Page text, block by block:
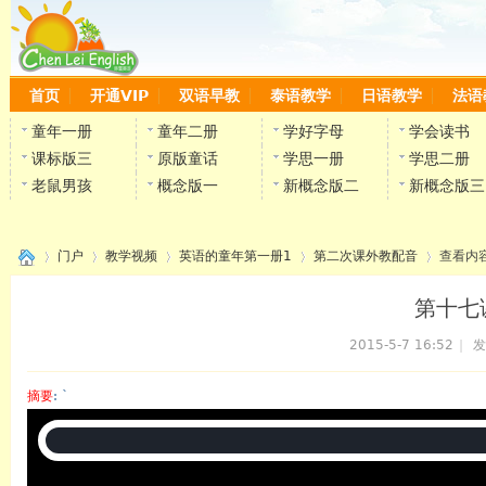
首页 开通VIP 双语早教 泰语教学 日语教学 法语
童年一册 童年二册 学好字母
学会读书
课标版三
原版童话 学思一册
学思二册
老鼠男孩
概念版一 新概念版二 新概念版三
陈雷
门户 教学视频 英语的童年第一册1 第二次课外教配音
›
查看内
第十七
2015-5-7 16:52
摘要: `